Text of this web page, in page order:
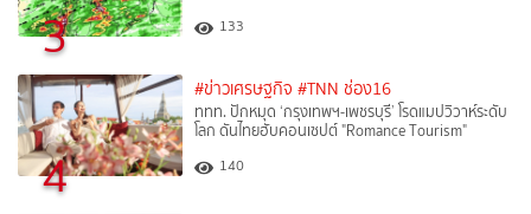
3 133
4
#ข่าวเศรษฐกิจ #TNN ช่อง16
ททท. ปักหมุด ‘กรุงเทพฯ-เพชรบุรี’ โรดแมปวิวาห์ระดับ
โลก ดันไทยฮับคอนเซปต์ "Romance Tourism"
140